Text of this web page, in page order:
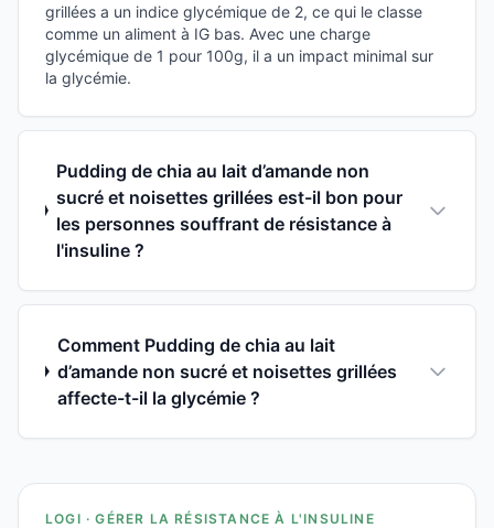
grillées a un indice glycémique de 2, ce qui le classe
comme un aliment à IG bas. Avec une charge
glycémique de 1 pour 100g, il a un impact minimal sur
la glycémie.
Pudding de chia au lait d’amande non
sucré et noisettes grillées est-il bon pour
les personnes souffrant de résistance à
l'insuline ?
Comment Pudding de chia au lait
d’amande non sucré et noisettes grillées
affecte-t-il la glycémie ?
LOGI · GÉRER LA RÉSISTANCE À L'INSULINE